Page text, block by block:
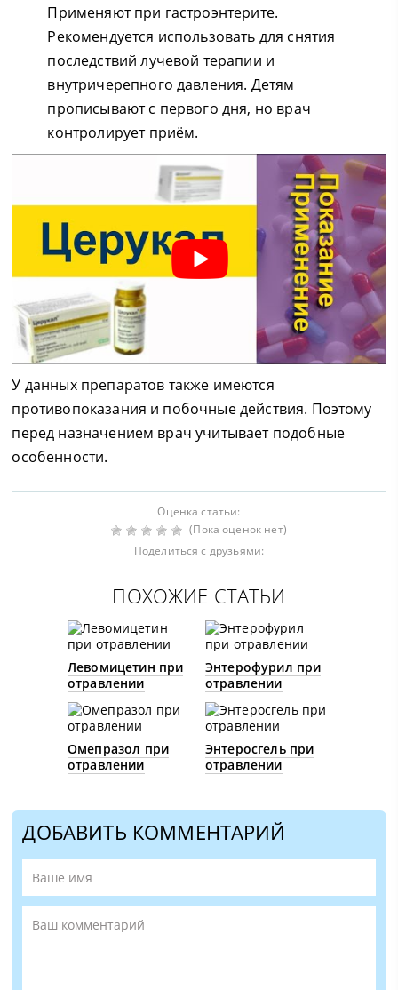
Применяют при гастроэнтерите.
Рекомендуется использовать для снятия
последствий лучевой терапии и
внутричерепного давления. Детям
прописывают с первого дня, но врач
контролирует приём.
У данных препаратов также имеются
противопоказания и побочные действия. Поэтому
перед назначением врач учитывает подобные
особенности.
Оценка статьи:
(Пока оценок нет)
Поделиться с друзьями:
ПОХОЖИЕ СТАТЬИ
Левомицетин при
отравлении
Энтерофурил при
отравлении
Омепразол при
отравлении
Энтеросгель при
отравлении
ДОБАВИТЬ КОММЕНТАРИЙ